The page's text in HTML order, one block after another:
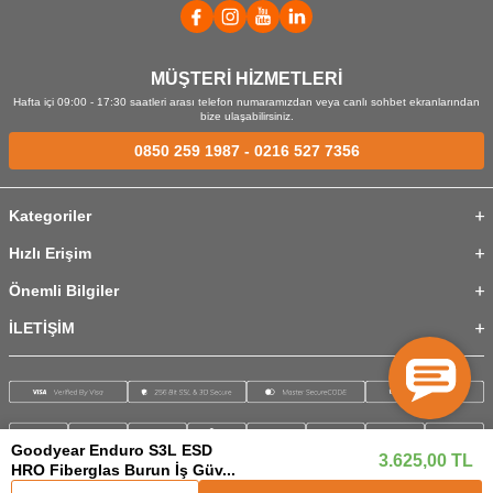
MÜŞTERİ HİZMETLERİ
Hafta içi 09:00 - 17:30 saatleri arası telefon numaramızdan veya canlı sohbet ekranlarından
bize ulaşabilirsiniz.
0850 259 1987- 0216 527 7356
Kategoriler
Hızlı Erişim
Önemli Bilgiler
İLETİŞİM
© 2026 İstanbul Ticaret. Tüm hakları saklıdır.
Goodyear Enduro S3L ESD
HRO Fiberglas Burun İş Güv...
3.625,00 TL